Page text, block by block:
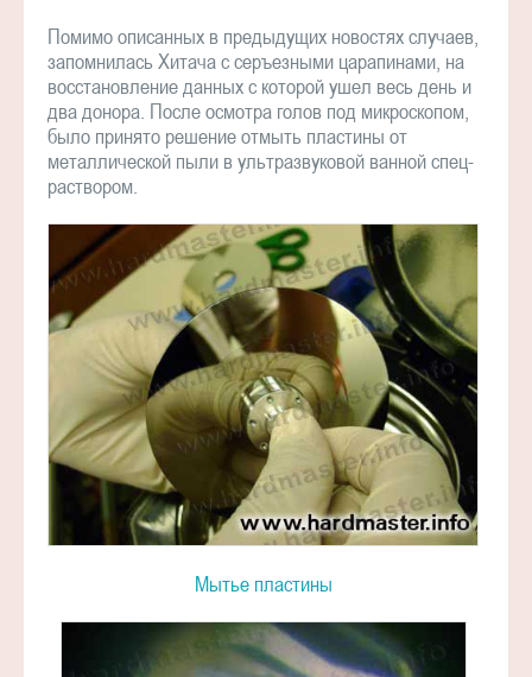
Помимо описанных в предыдущих новостях случаев,
запомнилась Хитача с серъезными царапинами, на
восстановление данных с которой ушел весь день и
два донора. После осмотра голов под микроскопом,
было принято решение отмыть пластины от
металлической пыли в ультразвуковой ванной спец-
раствором.
Мытье пластины